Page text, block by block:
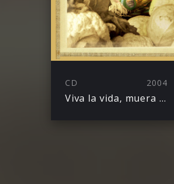
CD 2004
Viva la vida, muera la muerte!